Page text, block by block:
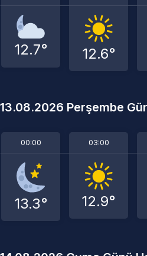
12.7° 12.6°
13.08.2026 Perşembe
00:00
13.3°
03:00
12.9°